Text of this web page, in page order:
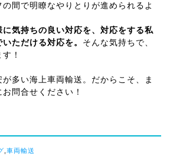
間で明瞭なやりとりが進められるよ
気持ちの良い対応を、対応をする私
ただける対応を。 そんな気持ちで、
！
多い海上車両輸送。だからこそ、ま
問合せください！
,車両輸送